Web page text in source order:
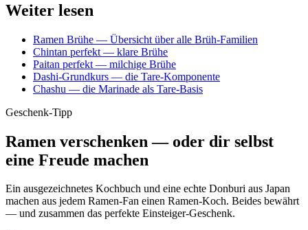
Weiter lesen
Ramen Brühe — Übersicht über alle Brüh-Familien
Chintan perfekt — klare Brühe
Paitan perfekt — milchige Brühe
Dashi-Grundkurs — die Tare-Komponente
Chashu — die Marinade als Tare-Basis
Geschenk-Tipp
Ramen verschenken — oder dir selbst
eine Freude machen
Ein ausgezeichnetes Kochbuch und eine echte Donburi aus Japan
machen aus jedem Ramen-Fan einen Ramen-Koch. Beides bewährt
— und zusammen das perfekte Einsteiger-Geschenk.